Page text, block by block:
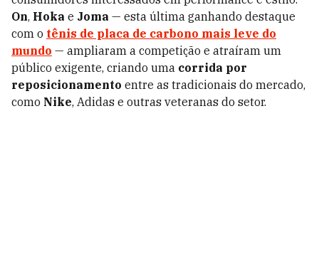
On, Hoka e Joma — esta última ganhando destaque
com o tênis de placa de carbono mais leve do
mundo — ampliaram a competição e atraíram um
público exigente, criando uma corrida por
reposicionamento entre as tradicionais do mercado,
como Nike, Adidas e outras veteranas do setor.